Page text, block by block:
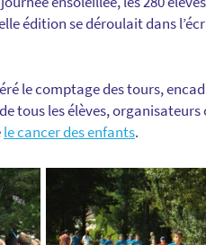
édition se déroulait dans
le comptage des tours,
tous les élèves,
le cancer des enfants.